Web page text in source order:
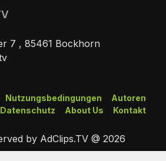
7 , 85461 Bockhorn
Autoren
Nutzungsbedingungen
Kontakt
About Us
Datenschutz
by AdClips.TV @ 2026